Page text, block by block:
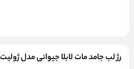
رژ لب جامد مات لابلا جیوانی مدل ژولیت 718 Joliet